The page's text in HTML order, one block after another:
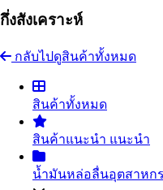
กึ่งสังเคราะห์
กลับไปดูสินค้าทั้งหมด
สินค้าทั้งหมด
สินค้าแนะนำ แนะนำ
น้ำมันหล่อลื่นอุตสาหก